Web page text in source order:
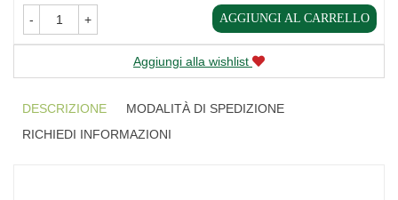
- + AGGIUNGI AL CARRELLO
Aggiungi alla wishlist
DESCRIZIONE
MODALITÀ DI SPEDIZIONE
RICHIEDI INFORMAZIONI